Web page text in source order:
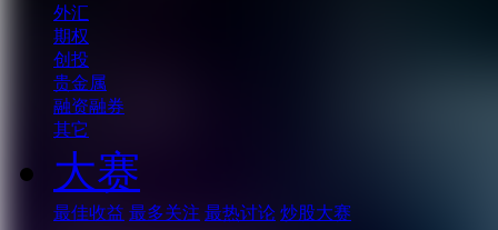
外汇
期权
创投
贵金属
融资融券
其它
大赛
最佳收益 最多关注 最热讨论 炒股大赛